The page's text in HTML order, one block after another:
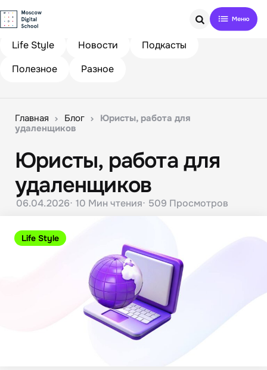
Search
Life Style
Новости
Подкасты
Полезное
Разное
Главная Блог
Юристы, работа для
удаленщиков
Life Style
Юристы, работа для
удаленщиков
06.04.2026 10 Мин чтения 509 Просмотров